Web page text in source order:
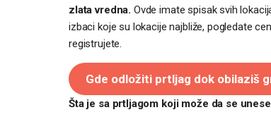
zlata vredna. Ovde imate spisak svih
izbaci koje su lokacije najbliže, pogledate
registrujete.
Gde odložiti prtljag dok obilaziš
Šta je sa prtljagom koji može da se